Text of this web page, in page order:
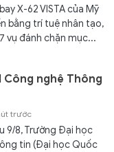
X-62 VISTA của Mỹ
bằng trí tuệ nhân tạo,
vụ đánh chặn mục...
nghệ Thông
trước
9/8, Trường Đại học
tin (Đại học Quốc